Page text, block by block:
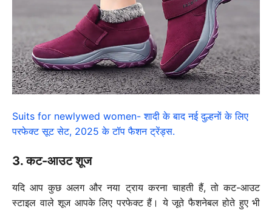
Suits for newlywed women- शादी के बाद नई दुल्हनों के लिए
परफेक्ट सूट सेट, 2025 के टॉप फैशन ट्रेंड्स.
3. कट-आउट शूज
यदि आप कुछ अलग और नया ट्राय करना चाहती हैं, तो कट-आउट
स्टाइल वाले शूज आपके लिए परफेक्ट हैं। ये जूते फैशनेबल होते हुए भी